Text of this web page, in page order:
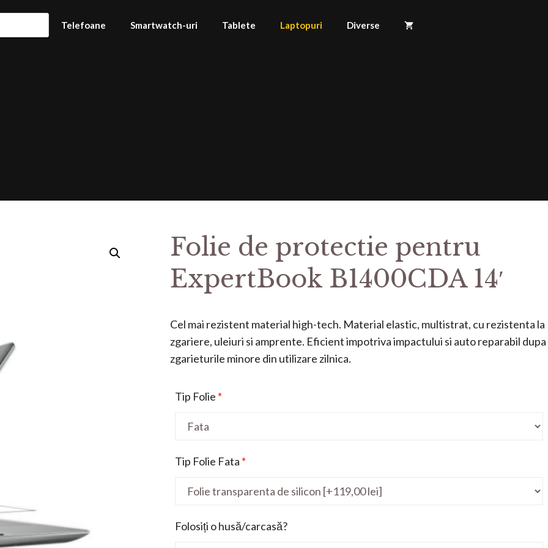
Telefoane Smartwatch-uri Tablete Laptopuri Diverse
Folie de protectie pentru
ExpertBook B1400CDA 14′
Cel mai rezistent material high-tech. Material elastic, multistrat, cu rezistenta la
zgariere, uleiuri si amprente. Eficient impotriva impactului si auto reparabil dupa
zgarieturile minore din utilizare zilnica.
Tip Folie *
Tip Folie Fata *
Folosiți o husă/carcasă?